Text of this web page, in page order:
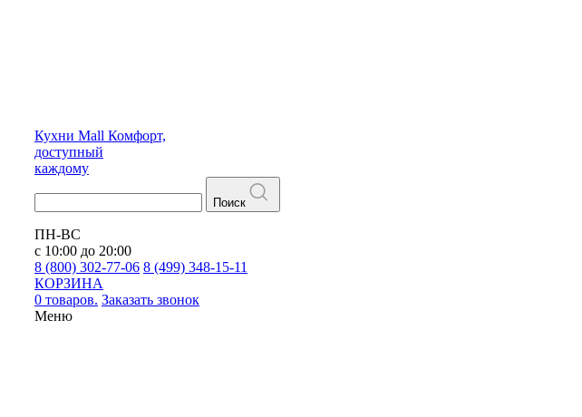
Кухни Mall Комфорт,
доступный
каждому
Поиск
ПН-ВС
с 10:00 до 20:00
8 (800) 302-77-06 8 (499) 348-15-11
КОРЗИНА
0 товаров. Заказать звонок
Меню